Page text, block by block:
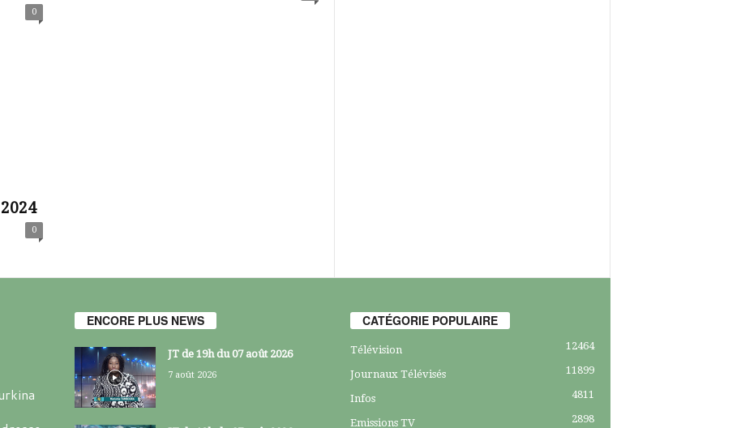
0
0
ENCORE PLUS NEWS
JT de 19h du 07 août 2026
7 août 2026
CATÉGORIE POPULAIRE
Télévision 12464
Journaux Télévisés 11899
Infos 4811
Emissions TV 2898